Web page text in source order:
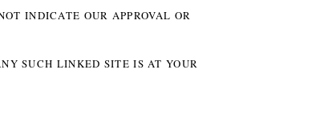
INDICATE OUR APPROVAL OR
SUCH LINKED SITE IS AT YOUR